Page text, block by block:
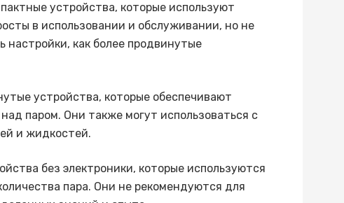
устройства, которые используют
в использовании и обслуживании, но не
настройки, как более продвинутые
устройства, которые обеспечивают
паром. Они также могут использоваться с
и жидкостей.
без электроники, которые используются
пара. Они не рекомендуются для